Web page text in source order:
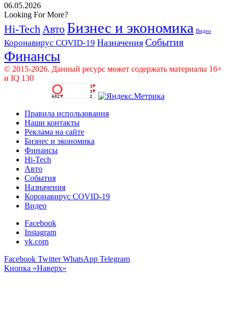
06.05.2026
Looking For More?
Hi-Tech Авто Бизнес и экономика Видео
Коронавирус COVID-19 Назначения События
Финансы
© 2015-2026. Данный ресурс может содержать материалы 16+
и IQ 130
Правила использования
Наши контакты
Реклама на сайте
Бизнес и экономика
Финансы
Hi-Tech
Авто
События
Назначения
Коронавирус COVID-19
Видео
Facebook
Instagram
vk.com
Facebook Twitter WhatsApp Telegram
Кнопка «Наверх»